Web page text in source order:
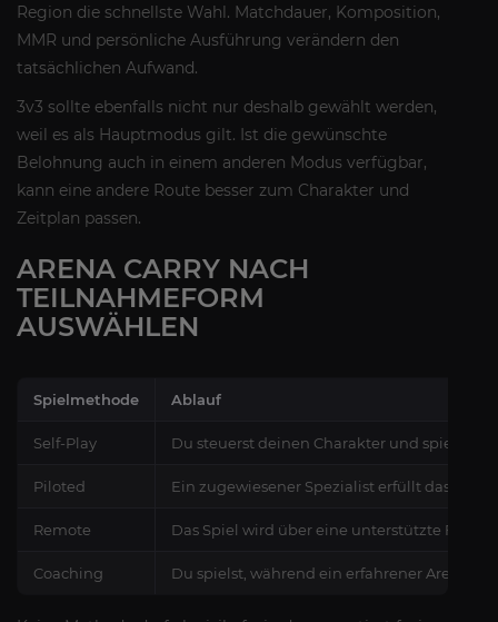
Region die schnellste Wahl. Matchdauer, Komposition,
MMR und persönliche Ausführung verändern den
tatsächlichen Aufwand.
3v3 sollte ebenfalls nicht nur deshalb gewählt werden,
weil es als Hauptmodus gilt. Ist die gewünschte
Belohnung auch in einem anderen Modus verfügbar,
kann eine andere Route besser zum Charakter und
Zeitplan passen.
ARENA CARRY NACH
TEILNAHMEFORM
AUSWÄHLEN
Spielmethode Ablauf
Self-Play Du steuerst deinen Charakter und spielst
Piloted Ein zugewiesener Spezialist erfüllt das
Remote Das Spiel wird über eine unterstützte
Coaching Du spielst, während ein erfahrener